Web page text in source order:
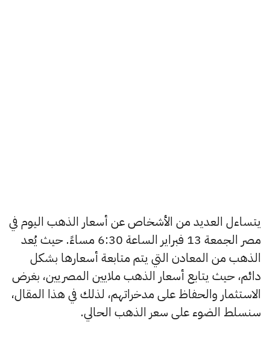
يتساءل العديد من الأشخاص عن أسعار الذهب اليوم في
مصر الجمعة 13 فبراير الساعة 6:30 مساءً. حيث يُعد
الذهب من المعادن التي يتم متابعة أسعارها بشكل
دائم، حيث يتابع أسعار الذهب ملايين المصريين، بغرض
الاستثمار والحفاظ على مدخراتهم، لذلك في هذا المقال،
سنسلط الضوء على سعر الذهب الحالي.